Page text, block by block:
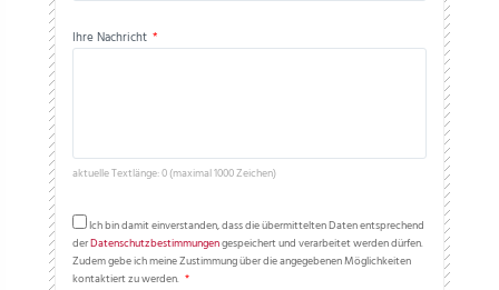
Ihre Nachricht *
aktuelle Textlänge: 0 (maximal 1000 Zeichen)
Ich bin damit einverstanden, dass die übermittelten Daten entsprechend
derDatenschutzbestimmungengespeichert und verarbeitet werden dürfen.
Zudem gebe ich meine Zustimmung über die angegebenen Möglichkeiten
kontaktiert zu werden. *